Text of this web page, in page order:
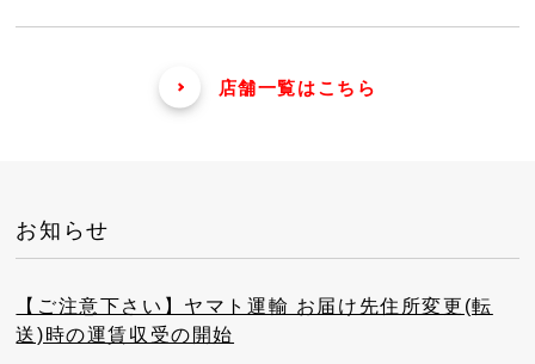
店舗一覧はこちら
お知らせ
【ご注意下さい】ヤマト運輸 お届け先住所変更(転
送)時の運賃収受の開始